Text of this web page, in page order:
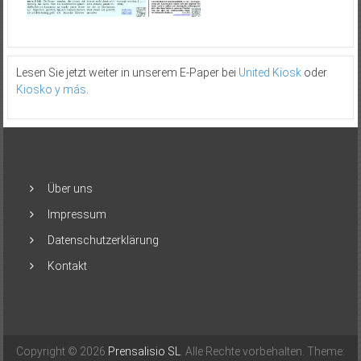
Lesen Sie jetzt weiter in unserem E-Paper bei United Kioskoder
Kiosko y más.
Über uns
Impressum
Datenschutzerklärung
Kontakt
Copyright © 2026 Prensalisio SL. Alle Rechte vorbehalten. Theme: